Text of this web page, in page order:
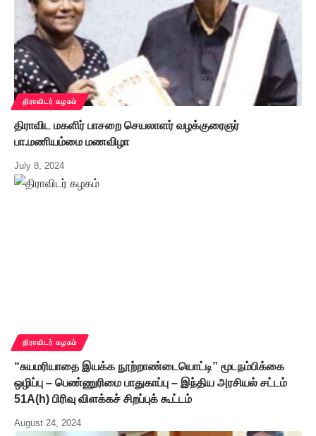
திராவிடர் கழகம்
திராவிட மகளிர் பாசறை செயலாளர் வழக்குரைஞர்
பா.மணியம்மை மணவிழா
July 8, 2024
திராவிடர் கழகம்
“சுயமரியாதை இயக்க நூற்றாண்டையொட்டி” மூடநம்பிக்கை
ஒழிப்பு – பெண்ணுரிமை பாதுகாப்பு – இந்திய அரசியல் சட்டம்
51A(h) பிரிவு விளக்கச் சிறப்புக் கூட்டம்
August 24, 2024